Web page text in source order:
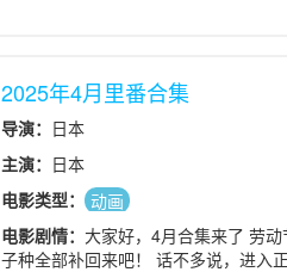
2025年4月里番合集
导演： 日本
主演： 日本
电影类型：
动画
电影剧情： 大家好，4月合集来了 劳
子种全部补回来吧！ 话不多说，进